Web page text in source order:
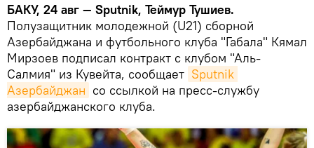
БАКУ, 24 авг — Sputnik, Теймур Тушиев.
Полузащитник молодежной (U21) сборной
Азербайджана и футбольного клуба "Габала" Кямал
Мирзоев подписал контракт с клубом "Аль-
Салмия" из Кувейта, сообщает Sputnik
Азербайджан со ссылкой на пресс-службу
азербайджанского клуба.